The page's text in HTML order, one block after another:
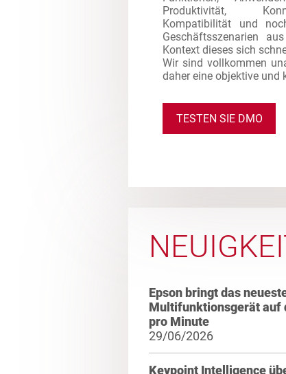
Produktivität,
Kompatibilität und
Geschäftsszenarien
Kontext dieses sich
Wir sind vollkommen
daher eine objektive und
TESTEN SIE DMO
Epson bringt das
Multifunktionsgerät auf
pro Minute
29/06/2026
Keypoint Intelligence